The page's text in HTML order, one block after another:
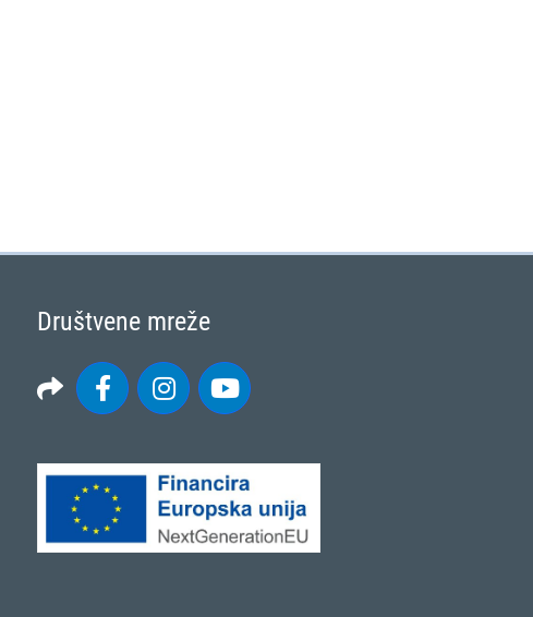
Društvene mreže